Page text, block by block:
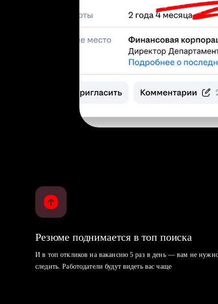
Резюме поднимается в топ поиска
И в топ откликов на вакансию 5 раз в день — вам не
следить. Работодатели будут видеть вас чаще